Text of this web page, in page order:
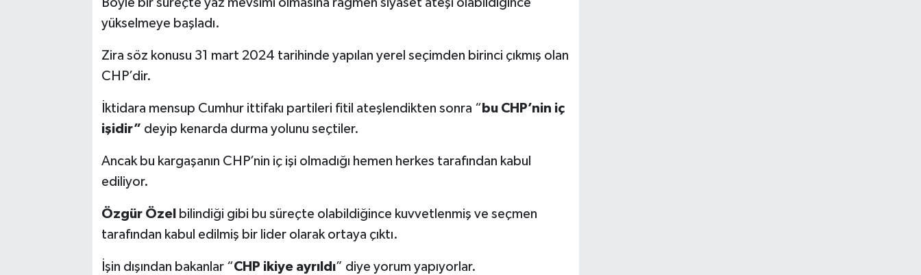
Böyle bir süreçte yaz mevsimi olmasına rağmen siyaset ateşi olabildiğince
yükselmeye başladı.
Zira söz konusu 31 mart 2024 tarihinde yapılan yerel seçimden birinci çıkmış olan
CHP’dir.
İktidara mensup Cumhur ittifakı partileri fitil ateşlendikten sonra “ bu CHP’nin iç
işidir” deyip kenarda durma yolunu seçtiler.
Ancak bu kargaşanın CHP’nin iç işi olmadığı hemen herkes tarafından kabul
ediliyor.
Özgür Özel bilindiği gibi bu süreçte olabildiğince kuvvetlenmiş ve seçmen
tarafından kabul edilmiş bir lider olarak ortaya çıktı.
İşin dışından bakanlar “CHP ikiye ayrıldı” diye yorum yapıyorlar.